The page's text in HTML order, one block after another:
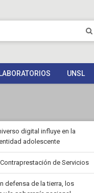
LABORATORIOS UNSL
digital influye en la
adolescente
de Servicios
defensa de la tierra, los